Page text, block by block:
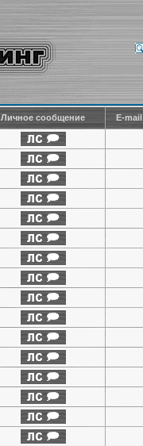
Личное сообщение E-